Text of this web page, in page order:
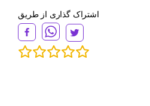
اشتراک گذاری از طریق